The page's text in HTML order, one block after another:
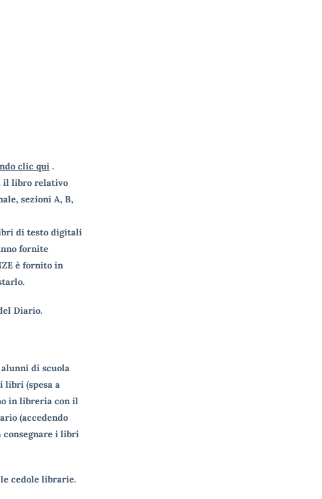
clic qui .
il libro relativo
sezioni A, B,
di testo digitali
fornite
è fornito in
Diario.
di scuola
libri (spesa a
in libreria con il
(accedendo
consegnare i libri
cedole librarie.